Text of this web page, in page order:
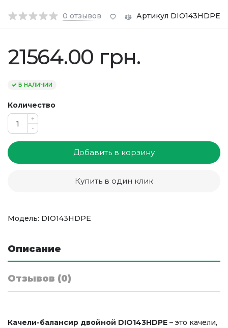
0 отзывов Артикул DIO143HDPE
21564.00 грн.
В НАЛИЧИИ
Количество
+
-
Добавить в корзину
Купить в один клик
Модель: DIO143HDPE
Описание
Отзывов (0)
Качели-балансир двойной DIO143HDPE – это качели,